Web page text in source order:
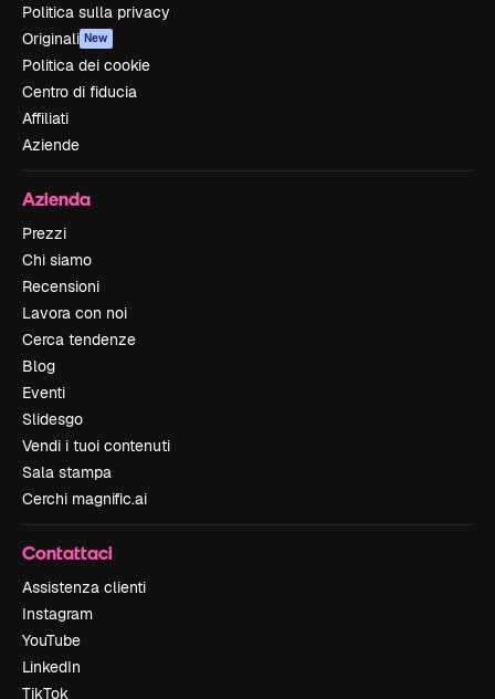
Politica sulla privacy
Originali New
Politica dei cookie
Centro di fiducia
Affiliati
Aziende
Azienda
Prezzi
Chi siamo
Recensioni
Lavora con noi
Cerca tendenze
Blog
Eventi
Slidesgo
Vendi i tuoi contenuti
Sala stampa
Cerchi magnific.ai
Contattaci
Assistenza clienti
Instagram
YouTube
LinkedIn
TikTok